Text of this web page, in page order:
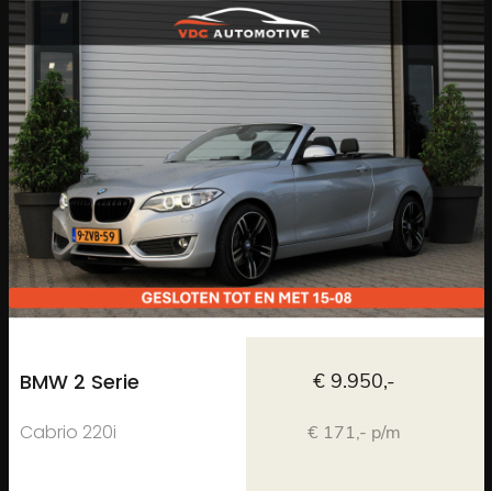
BMW 2 Serie
Cabrio 220i
€ 9.950,-
€ 171,- p/m